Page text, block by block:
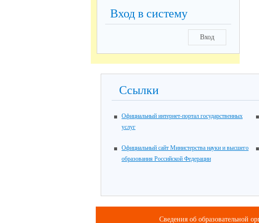
Вход в систему
Вход
Ссылки
Официальный интернет-портал государственных
услуг
Официальный сайт Министерства науки и высшего
образования Российской Федерации
Сведения об образовательной